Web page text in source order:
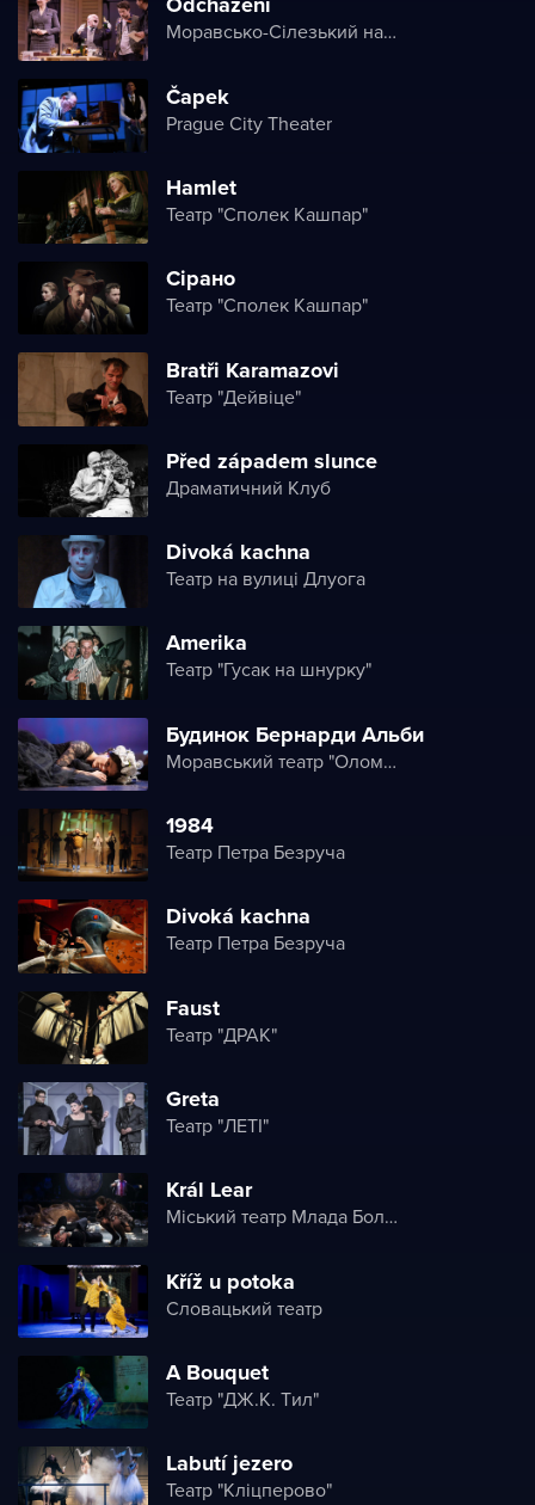
Моравсько-Сілезький національний театр
Čapek
Prague City Theater
Hamlet
Театр "Сполек Кашпар"
Сірано
Театр "Сполек Кашпар"
Bratři Karamazovi
Театр "Дейвіце"
Před západem slunce
Драматичний Клуб
Divoká kachna
Театр на вулиці Длуога
Amerika
Театр "Гусак на шнурку"
Будинок Бернарди Альби
Моравський театр "Оломоуц"
1984
Театр Петра Безруча
Divoká kachna
Театр Петра Безруча
Faust
Театр "ДРАК"
Greta
Театр "ЛЕТІ"
Král Lear
Міський театр Млада Болеслава
Kříž u potoka
Словацький театр
A Bouquet
Театр "ДЖ.K. Tил"
Labutí jezero
Театр "Кліцперово"